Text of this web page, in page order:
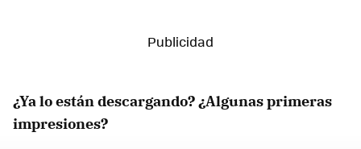
¿Ya lo están descargando? ¿Algunas primeras
impresiones?